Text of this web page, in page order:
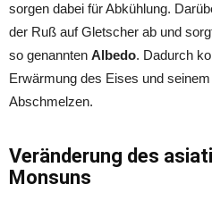
sorgen dabei für Abkühlung.
der Ruß auf Gletscher ab und
so genannten Albedo. Dadurch
Erwärmung des Eises und
Abschmelzen.
Veränderung des
Monsuns